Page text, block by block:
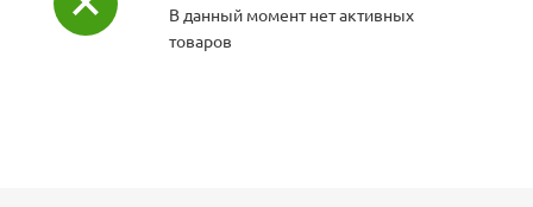
В данный момент нет активных
товаров